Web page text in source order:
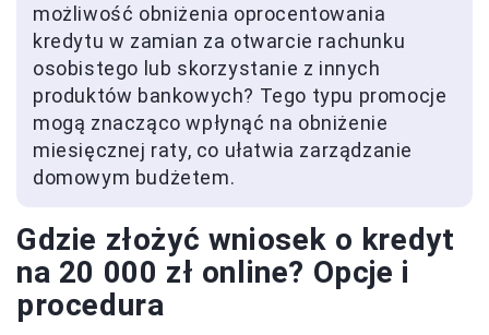
możliwość obniżenia oprocentowania
kredytu w zamian za otwarcie rachunku
osobistego lub skorzystanie z innych
produktów bankowych? Tego typu promocje
mogą znacząco wpłynąć na obniżenie
miesięcznej raty, co ułatwia zarządzanie
domowym budżetem.
Gdzie złożyć wniosek o kredyt
na 20 000 zł online? Opcje i
procedura